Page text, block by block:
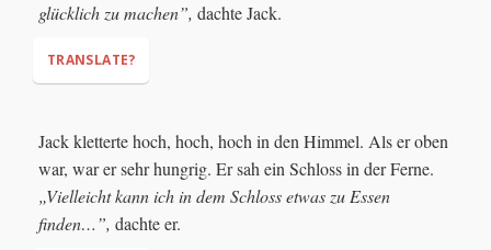
glücklich zu machen”, dachte Jack.
TRANSLATE?
"Just five gold coins. That's all I need to make my mother
happy,"
Jack kletterte hoch, hoch, hoch in den Himmel. Als er oben
war, war er sehr hungrig. Er sah ein Schloss in der Ferne.
„Vielleicht kann ich in dem Schloss etwas zu Essen
finden…”, dachte er.